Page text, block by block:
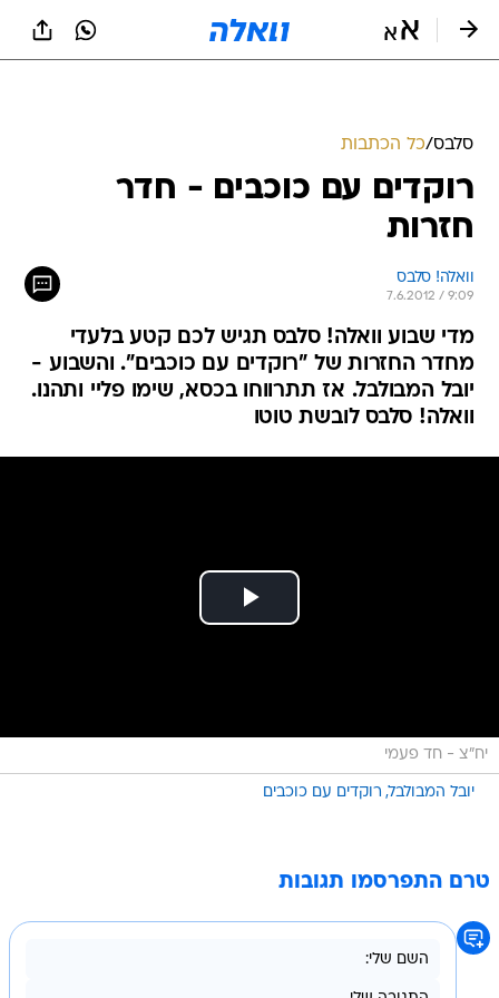
סלבס/כל הכתבות
רוקדים עם כוכבים - חדר
חזרות
וואלה! סלבס
7.6.2012 / 9:09
מדי שבוע וואלה! סלבס תגיש לכם קטע בלעדי
מחדר החזרות של "רוקדים עם כוכבים". והשבוע -
יובל המבולבל. אז תתרווחו בכסא, שימו פליי ותהנו.
וואלה! סלבס לובשת טוטו
יח"צ - חד פעמי
יובל המבולבל רוקדים עם כוכבים
טרם התפרסמו תגובות